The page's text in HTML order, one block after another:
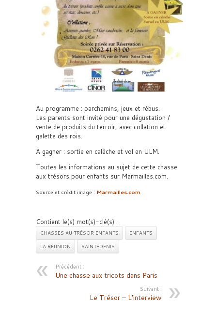
Au programme : parchemins, jeux et rébus.
Les parents sont invité pour une dégustation /
vente de produits du terroir, avec collation et
galette des rois.
A gagner : sortie en calèche et vol en ULM.
Toutes les informations au sujet de cette chasse
aux trésors pour enfants sur Marmailles.com.
Source et crédit image : Marmailles.com
Contient le(s) mot(s)-clé(s) :
CHASSES AU TRÉSOR ENFANTS
ENFANTS
LA RÉUNION
SAINT-DENIS
Précédent :
Une chasse aux tricots dans Paris
Suivant :
Le Trésor – L’interview